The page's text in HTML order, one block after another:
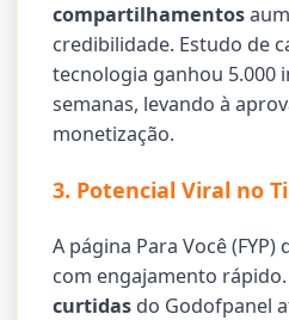
compartilhamentos
credibilidade. Estudo de
tecnologia ganhou 5.000
semanas, levando à
monetização.
3. Potencial Viral no
A página Para Você
com engajamento
curtidas do Godofpanel